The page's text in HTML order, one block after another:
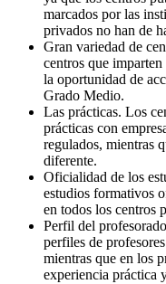
marcados por las
privados no han de
Gran variedad de
centros que
la oportunidad de
Grado Medio.
Las prácticas. Los
prácticas con
regulados, mientras
diferente.
Oficialidad de los
estudios formativos
en todos los centros
Perfil del
perfiles de
mientras que en los
experiencia práctica